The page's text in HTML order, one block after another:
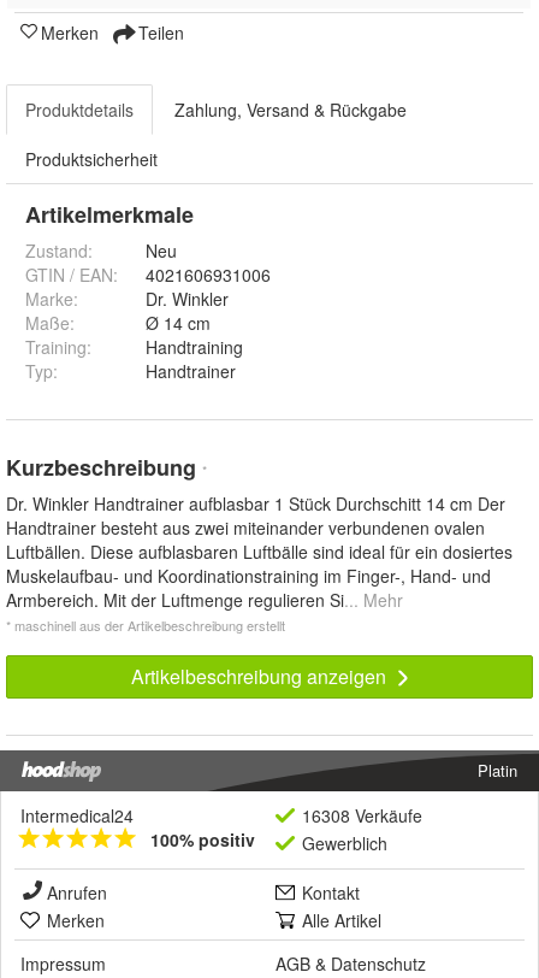
Merken Teilen
Produktdetails Zahlung, Versand & Rückgabe
Produktsicherheit
Artikelmerkmale
Zustand:
Neu
GTIN / EAN:
4021606931006
Marke:
Dr. Winkler
Maße:
Ø 14 cm
Training:
Handtraining
Typ: Handtrainer
Kurzbeschreibung *
Dr. Winkler Handtrainer aufblasbar 1 Stück Durchschitt 14 cm Der
Handtrainer besteht aus zwei miteinander verbundenen ovalen
Luftbällen. Diese aufblasbaren Luftbälle sind ideal für ein dosiertes
Muskelaufbau- und Koordinationstraining im Finger-, Hand- und
Armbereich. Mit der Luftmenge regulieren Si... Mehr
* maschinell aus der Artikelbeschreibung erstellt
Artikelbeschreibung anzeigen
Platin
Intermedical24
100% positiv
16308 Verkäufe
Gewerblich
Anrufen
Kontakt
Merken
Alle Artikel
Impressum
AGB & Datenschutz